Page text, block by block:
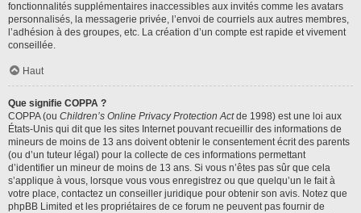
fonctionnalités supplémentaires inaccessibles aux invités comme les avatars
personnalisés, la messagerie privée, l’envoi de courriels aux autres membres,
l’adhésion à des groupes, etc. La création d’un compte est rapide et vivement
conseillée.
Haut
Que signifie COPPA ?
COPPA (ou Children’s Online Privacy Protection Actde 1998) est une loi aux
États-Unis qui dit que les sites Internet pouvant recueillir des informations de
mineurs de moins de 13 ans doivent obtenir le consentement écrit des parents
(ou d’un tuteur légal) pour la collecte de ces informations permettant
d’identifier un mineur de moins de 13 ans. Si vous n’êtes pas sûr que cela
s’applique à vous, lorsque vous vous enregistrez ou que quelqu’un le fait à
votre place, contactez un conseiller juridique pour obtenir son avis. Notez que
phpBB Limited et les propriétaires de ce forum ne peuvent pas fournir de